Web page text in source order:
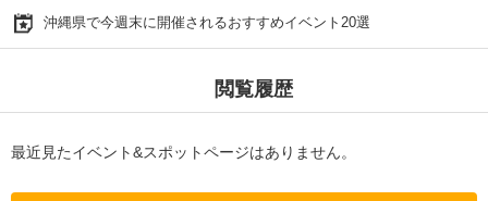
沖縄県で今週末に開催されるおすすめイベント20選
閲覧履歴
最近見たイベント&スポットページはありません。